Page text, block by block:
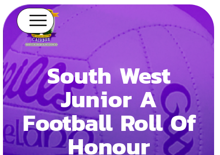
South West
Junior A
Football Roll Of
Honour